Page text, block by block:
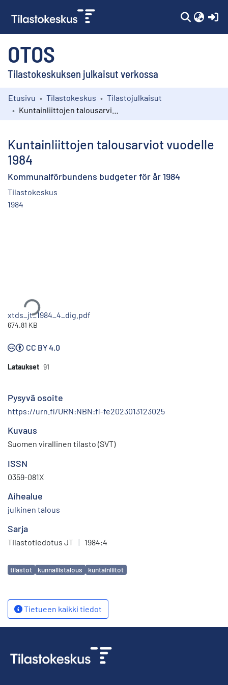
OTOS
Tilastokeskuksen julkaisut verkossa
Kokoelmat
Etusivu Tilastokeskus
Tilastojulkaisut
Kuntainliittojen talousarviot vuodelle
1984
Kommunalförbundens budgeter för år 1984
Tilastokeskus
1984
xtds_jt_1984_4_dig.pdf
674.81 KB
CC BY 4.0
Lataukset 91
Pysyvä osoite
https://urn.fi/URN:NBN:fi-fe2023013123025
Kuvaus
Suomen virallinen tilasto (SVT)
ISSN
0359-081X
Aihealue
julkinen talous
Sarja
Tilastotiedotus JT | 1984:4
Avainsanat
tilastot kunnallistalous kuntainliitot
Tietueen kaikki tiedot